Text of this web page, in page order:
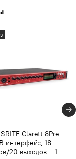
Clarett 8Pre
интерфейс, 18
20 выходов__1